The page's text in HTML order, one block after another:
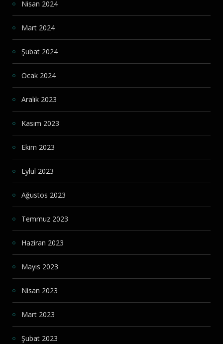
Nisan 2024
Mart 2024
Şubat 2024
Ocak 2024
Aralık 2023
Kasım 2023
Ekim 2023
Eylül 2023
Ağustos 2023
Temmuz 2023
Haziran 2023
Mayıs 2023
Nisan 2023
Mart 2023
Şubat 2023